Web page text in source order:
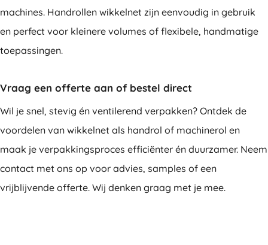
machines. Handrollen wikkelnet zijn eenvoudig in gebruik
en perfect voor kleinere volumes of flexibele, handmatige
toepassingen.
Vraag een offerte aan of bestel direct
Wil je snel, stevig én ventilerend verpakken? Ontdek de
voordelen van wikkelnet als handrol of machinerol en
maak je verpakkingsproces efficiënter én duurzamer. Neem
contact met ons op voor advies, samples of een
vrijblijvende offerte. Wij denken graag met je mee.